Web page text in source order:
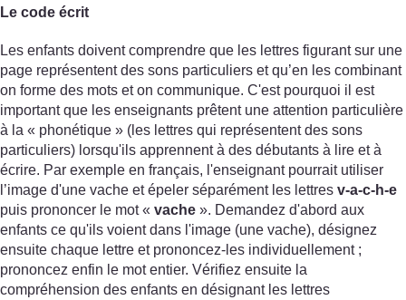
Le code écrit
Les enfants doivent comprendre que les lettres figurant sur une
page représentent des sons particuliers et qu’en les combinant
on forme des mots et on communique. C'est pourquoi il est
important que les enseignants prêtent une attention particulière
à la « phonétique » (les lettres qui représentent des sons
particuliers) lorsqu'ils apprennent à des débutants à lire et à
écrire. Par exemple en français, l'enseignant pourrait utiliser
l’image d'une vache et épeler séparément les lettres v-a-c-h-e
puis prononcer le mot « vache ». Demandez d'abord aux
enfants ce qu'ils voient dans l'image (une vache), désignez
ensuite chaque lettre et prononcez-les individuellement ;
prononcez enfin le mot entier. Vérifiez ensuite la
compréhension des enfants en désignant les lettres